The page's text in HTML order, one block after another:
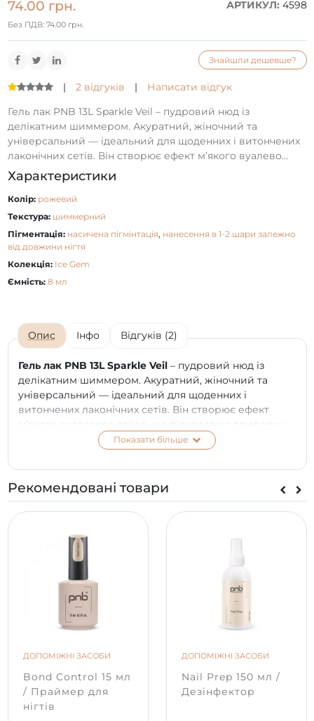
| 2 відгуків |
Написати відгук
Гель лак PNB 13L Sparkle Veil – пудровий нюд із
делікатним шиммером. Акуратний, жіночний та
універсальний — ідеальний для щоденних і витончених
лаконічних сетів. Він створює ефект м’якого вуалево...
Характеристики
Колір: рожевий
Текстура: шиммерний
Пігментація: насичена пігмінтація, нанесення в 1-2 шари залежно
від довжини нігтя
Колекція: Ice Gem
Ємність: 8 мл
74.00 грн.
Без ПДВ: 74.00 грн.
АРТИКУЛ: 4598
Знайшли дешевше?
Опис Інфо Відгуків (2)
Гель лак PNB 13L Sparkle Veil – пудровий нюд із
делікатним шиммером. Акуратний, жіночний та
універсальний — ідеальний для щоденних і
витончених лаконічних сетів. Він створює ефект
м’якого вуалевого сяйва, що підкреслює природну
красу та витонченість.
безпечний склад 7 FREE;
вишукані відтінки;
підвищена стійкість манікюру до 3-х тижнів;
комфортне нанесення у 1-2 шари;
бездоганно самовирівнюється та розподіляється
по поверхні нігтьової пластини;
щільна пігментація та елегантний глянець;
покриття ущільнює ніготь, запобігає ламкості та
відшаровуванню.
СПОСІБ ЗАСТОСУВАННЯ:
Підготуйте нігтьову пластину за допомогою бафа
PNB, зніміть глянець.
Нанесіть допоміжні рідини Nail Dehydrator PNB
та Bond Control PNB на всю пластину.
Нанесіть базове покриття UV/LED Scotch /
Показати більше
Рекомендовані товари
ДОПОМІЖНІ ЗАСОБИ
Bond Control 15 мл
/ Праймер для
нігтів
ДОПОМІЖНІ ЗАСОБИ
Nail Prep 150 мл /
Дезінфектор